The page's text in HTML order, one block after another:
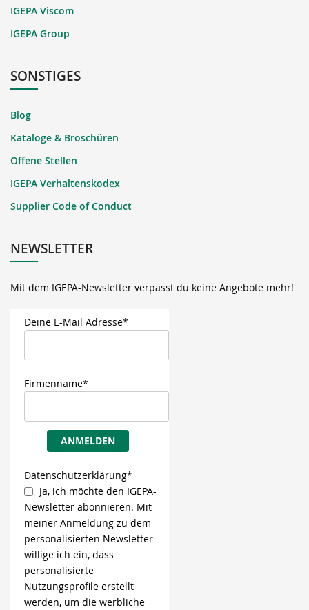
IGEPA Viscom
IGEPA Group
SONSTIGES
Blog
Kataloge & Broschüren
Offene Stellen
IGEPA Verhaltenskodex
Supplier Code of Conduct
NEWSLETTER
Mit dem IGEPA-Newsletter verpasst du keine Angebote mehr!
Deine E-Mail Adresse*
Firmenname*
ANMELDEN
Datenschutzerklärung*
Ja, ich möchte den IGEPA-
Newsletter abonnieren. Mit
meiner Anmeldung zu dem
personalisierten Newsletter
willige ich ein, dass
personalisierte
Nutzungsprofile erstellt
werden, um die werbliche